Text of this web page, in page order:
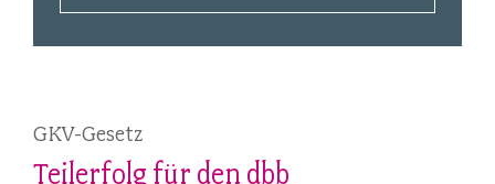
GKV-Gesetz
Teilerfolg für den dbb